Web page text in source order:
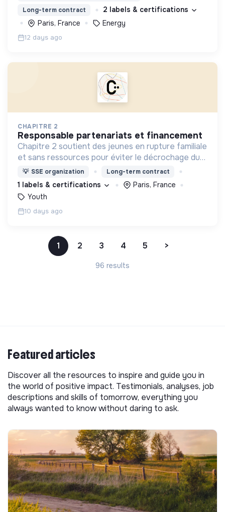
Long-term contract
2 labels & certifications
Paris, France
Energy
12 days ago
CHAPITRE 2
responsable partenariats et financement
Chapitre 2 soutient des jeunes en rupture familiale
et sans ressources pour éviter le décrochage du
parcours d'insertion et le glissement vers
l'exclusion.
💡 SSE organization Long-term contract
1 labels & certifications
Paris, France
Youth
10 days ago
1 2 3 4 5 >
96 results
Featured articles
Discover all the resources to inspire and guide you in
the world of positive impact. Testimonials, analyses, job
descriptions and skills of tomorrow, everything you
always wanted to know without daring to ask.